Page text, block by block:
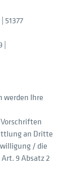
51377
|
Ihre
an Dritte
/ die
9 Absatz 2